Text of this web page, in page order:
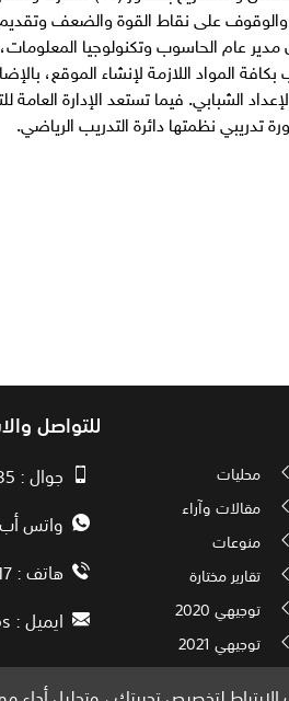
والوقوف على نقاط القوة والضعف
عام الحاسوب وتكنولوجيا
المواد اللازمة لإنشاء الموقع،
تدريبي نظمتها دائرة التدريب الرياضي.
محليات
مقالات وآراء
منوعات
تقارير مختارة
توجيهي 2020
توجيهي 2021
للتواصل
جوال : 00970593010735
واتس أب :
هاتف : 00972082886017
ايميل :